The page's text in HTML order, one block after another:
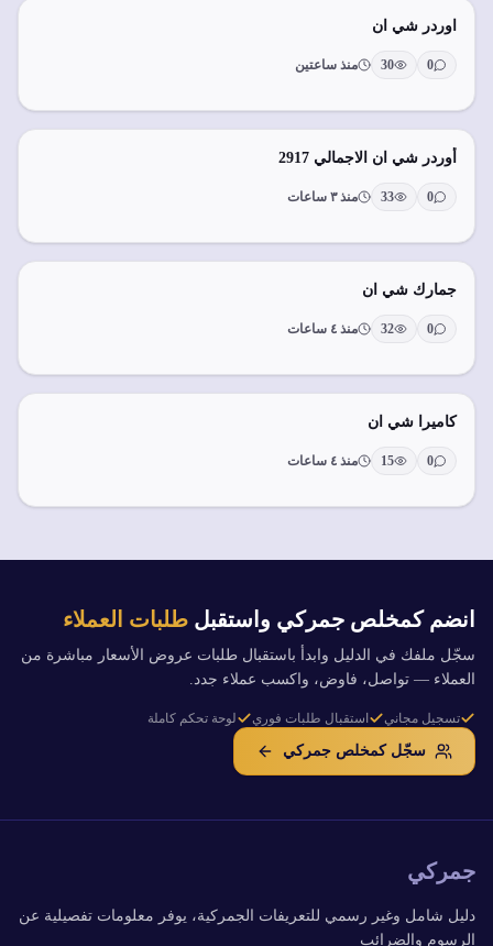
اوردر شي ان
0
30 منذ ساعتين
أوردر شي ان الاجمالي 2917
0
33 منذ ٣ ساعات
جمارك شي ان
0
32 منذ ٤ ساعات
كاميرا شي ان
0
15 منذ ٤ ساعات
انضم كمخلص جمركي واستقبل طلبات العملاء
سجّل ملفك في الدليل وابدأ باستقبال طلبات عروض الأسعار مباشرة من
العملاء — تواصل، فاوض، واكسب عملاء جدد.
تسجيل مجاني استقبال طلبات فوري لوحة تحكم كاملة
سجّل كمخلص جمركي
جمركي
دليل شامل وغير رسمي للتعريفات الجمركية، يوفر معلومات تفصيلية عن
الرسوم والضرائب